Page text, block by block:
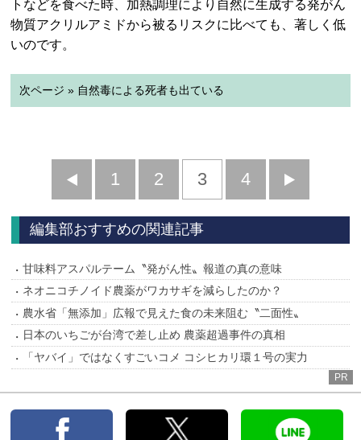
トなどを食べた時、加熱調理により自然に生成する発がん
物質アクリルアミドから被るリスクに比べても、著しく低
いのです。
次ページ » 自然毒による死者も出ている
前
へ
1 2 3 4
へ
編集部おすすめの関連記事
甘味料アスパルテーム〝発がん性〟報道の真の意味
ネオニコチノイド農薬がワカサギを減らしたのか？
農水省「無添加」広報で見えた食の未来阻む〝二面性〟
日本のいちごが台湾で差し止め 農薬超過事件の真相
「ヤバイ」ではなくすごいコメ コシヒカリ環１号の実力
PR